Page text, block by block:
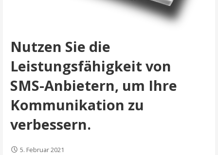
Nutzen Sie die
Leistungsfähigkeit von
SMS-Anbietern, um Ihre
Kommunikation zu
verbessern.
5. Februar 2021